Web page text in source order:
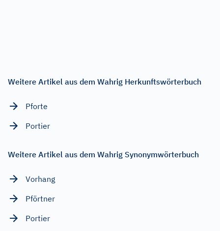
Weitere Artikel aus dem Wahrig Herkunftswörterbuch
Pforte
Portier
Weitere Artikel aus dem Wahrig Synonymwörterbuch
Vorhang
Pförtner
Portier